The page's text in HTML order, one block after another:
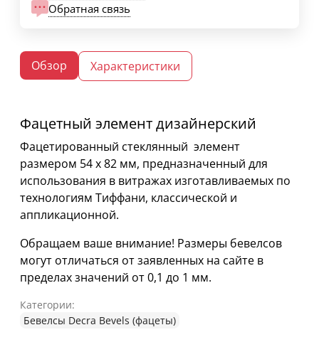
Обратная связь
Обзор Характеристики
Фацетный элемент дизайнерский
Фацетированный стеклянный элемент
размером 54 х 82 мм, предназначенный для
использования в витражах изготавливаемых по
технологиям Тиффани, классической и
аппликационной.
Обращаем ваше внимание! Размеры бевелсов
могут отличаться от заявленных на сайте в
пределах значений от 0,1 до 1 мм.
Категории:
Бевелсы Decra Bevels (фацеты)